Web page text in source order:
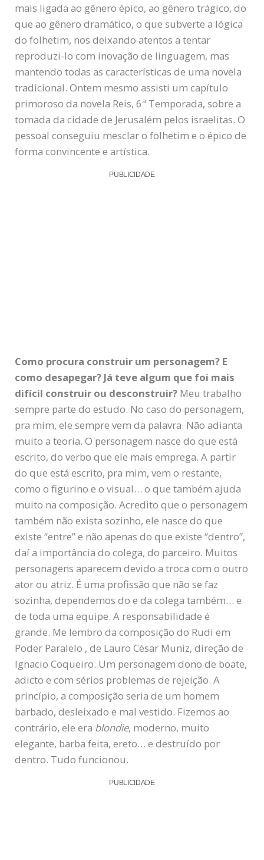
mais ligada ao gênero épico, ao gênero trágico, do
que ao gênero dramático, o que subverte a lógica
do folhetim, nos deixando atentos a tentar
reproduzi-lo com inovação de linguagem, mas
mantendo todas as características de uma novela
tradicional. Ontem mesmo assisti um capítulo
primoroso da novela Reis, 6ª Temporada, sobre a
tomada da cidade de Jerusalém pelos israelitas. O
pessoal conseguiu mesclar o folhetim e o épico de
forma convincente e artística.
PUBLICIDADE
Como procura construir um personagem? E
como desapegar? Já teve algum que foi mais
difícil construir ou desconstruir? Meu trabalho
sempre parte do estudo. No caso do personagem,
pra mim, ele sempre vem da palavra. Não adianta
muito a teoria. O personagem nasce do que está
escrito, do verbo que ele mais emprega. A partir
do que está escrito, pra mim, vem o restante,
como o figurino e o visual… o que também ajuda
muito na composição. Acredito que o personagem
também não exista sozinho, ele nasce do que
existe “entre” e não apenas do que existe “dentro”,
daí a importância do colega, do parceiro. Muitos
personagens aparecem devido a troca com o outro
ator ou atriz. É uma profissão que não se faz
sozinha, dependemos do e da colega também… e
de toda uma equipe. A responsabilidade é
grande. Me lembro da composição do Rudi em
Poder Paralelo , de Lauro César Muniz, direção de
Ignacio Coqueiro. Um personagem dono de boate,
adicto e com sérios problemas de rejeição. A
princípio, a composição seria de um homem
barbado, desleixado e mal vestido. Fizemos ao
contrário, ele era blondie, moderno, muito
elegante, barba feita, ereto… e destruído por
dentro. Tudo funcionou.
PUBLICIDADE